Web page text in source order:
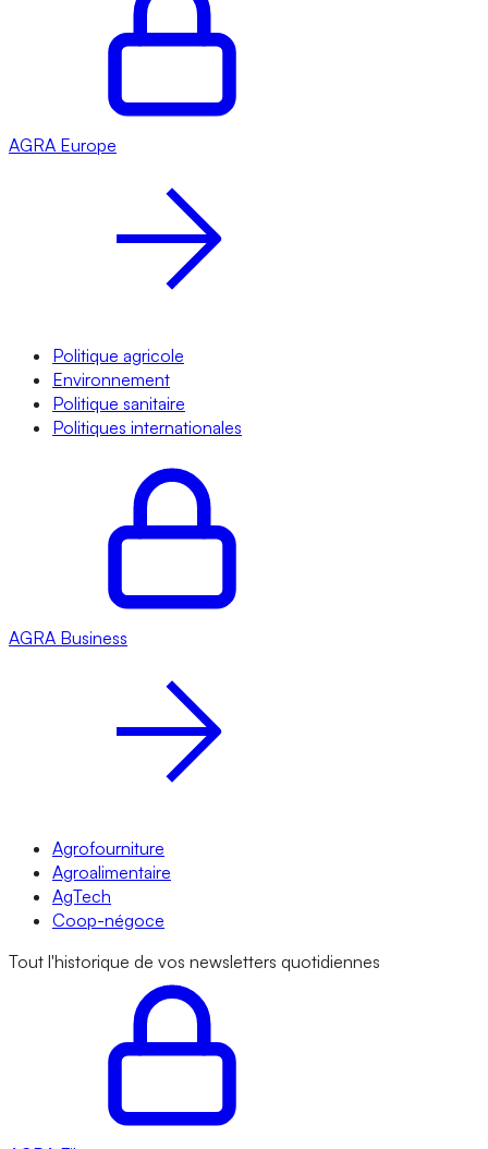
AGRA Europe
Politique agricole
Environnement
Politique sanitaire
Politiques internationales
AGRA Business
Agrofourniture
Agroalimentaire
AgTech
Coop-négoce
Tout l'historique de vos newsletters quotidiennes